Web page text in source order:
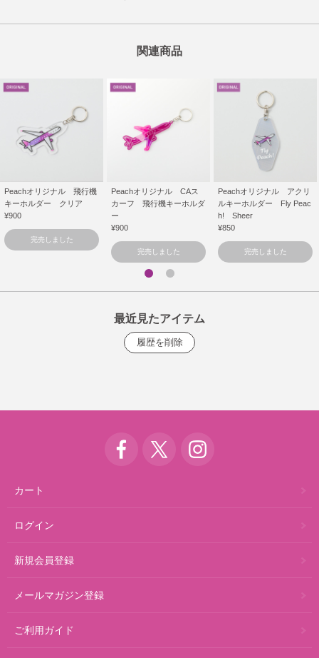
関連商品
Peachオリジナル 飛行機
キーホルダー クリア
¥900
完売しました
Peachオリジナル CAス
カーフ 飛行機キーホルダ
ー
¥900
完売しました
Peachオリジナル アクリ
ルキーホルダー Fly Peac
h! Sheer
¥850
完売しました
最近見たアイテム
カート
ログイン
新規会員登録
メールマガジン登録
ご利用ガイド